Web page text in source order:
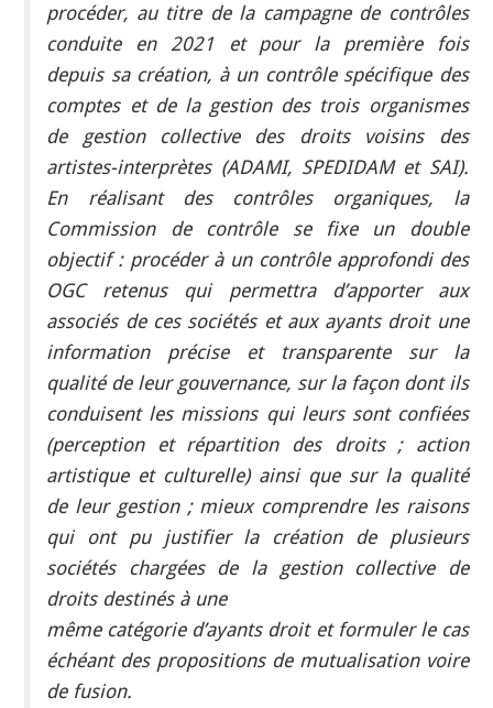
procéder, au titre de la campagne de contrôles
conduite en 2021 et pour la première fois
depuis sa création, à un contrôle spécifique des
comptes et de la gestion des trois organismes
de gestion collective des droits voisins des
artistes-interprètes (ADAMI, SPEDIDAM et SAI).
En réalisant des contrôles organiques, la
Commission de contrôle se fixe un double
objectif : procéder à un contrôle approfondi des
OGC retenus qui permettra d’apporter aux
associés de ces sociétés et aux ayants droit une
information précise et transparente sur la
qualité de leur gouvernance, sur la façon dont ils
conduisent les missions qui leurs sont confiées
(perception et répartition des droits ; action
artistique et culturelle) ainsi que sur la qualité
de leur gestion ; mieux comprendre les raisons
qui ont pu justifier la création de plusieurs
sociétés chargées de la gestion collective de
droits destinés à une
même catégorie d’ayants droit et formuler le cas
échéant des propositions de mutualisation voire
de fusion.